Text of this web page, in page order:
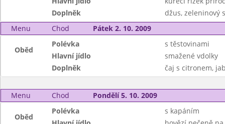
Doplněk
džus, zeleninový
Menu
Chod Pátek 2. 10. 2009
Oběd
Polévka
s těstovinami
Hlavní jídlo
smažené vdolky
Doplněk
čaj s citronem,
Menu Chod Pondělí 5. 10. 2009
Oběd
Polévka
s kapáním